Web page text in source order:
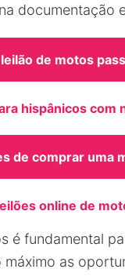
documentação
de motos
hispânicos com
de comprar uma
online de
é fundamental
as